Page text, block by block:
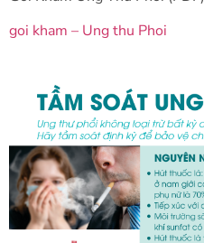
goi kham – Ung thu Phoi